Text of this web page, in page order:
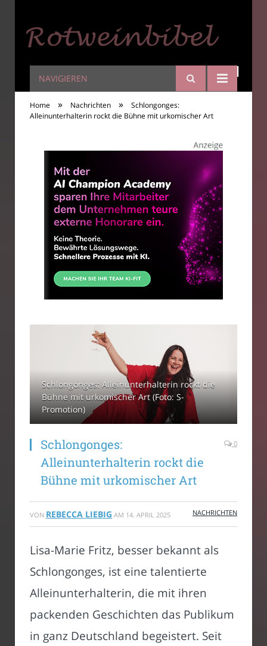
Rotweinbibel
NAVIGIEREN
Home » Nachrichten »
Schlongonges:
Alleinunterhalterin rockt die Bühne mit urkomischer Art
Schlongonges: Alleinunterhalterin rockt die
Bühne mit urkomischer Art (Foto: S-
Promotion)
Schlongonges:
Alleinunterhalterin rockt die
Bühne mit urkomischer Art
0
VON REBECCA LIEBIG AM 14. APRIL 2025 NACHRICHTEN
Lisa-Marie Fritz, besser bekannt als
Schlongonges, ist eine talentierte
Alleinunterhalterin, die mit ihren
packenden Geschichten das Publikum
in ganz Deutschland begeistert. Seit